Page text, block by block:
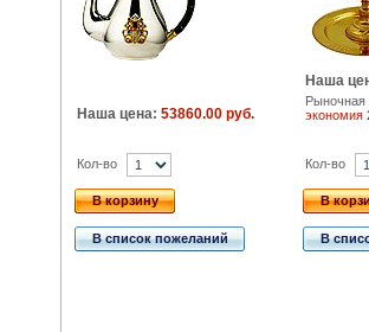
Наша цена: 53860.00 руб.
Наша
экономия
Кол-во
В корзину
В список пожеланий
Кол-во
В
В